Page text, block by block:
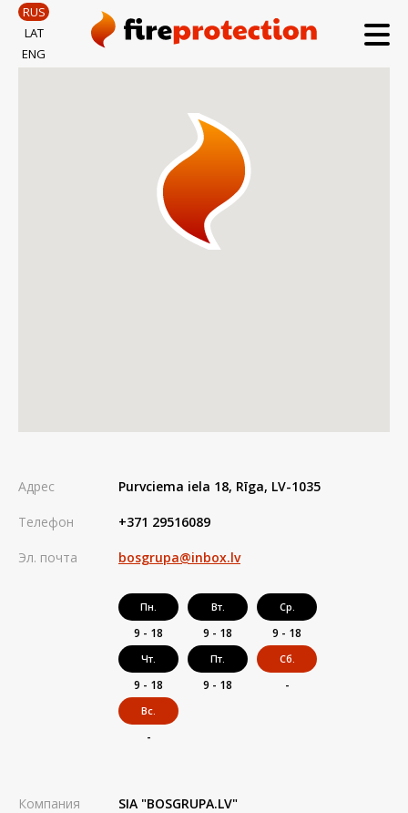
RUS
LAT
ENG
Адрес Purvciema iela 18, Rīga, LV-1035
Телефон +371 29516089
Эл. почта bosgrupa@inbox.lv
Пн.
9 - 18
Вт.
9 - 18
Ср.
9 - 18
Чт.
9 - 18
Пт.
9 - 18
Сб.
-
Вс.
-
Компания SIA "BOSGRUPA.LV"